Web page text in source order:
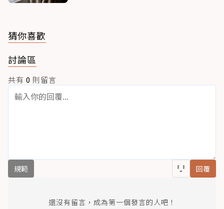
猜你喜歡
討論區
共有 0 則留言
規範 回覆
還沒有留言，成為第一個發言的人吧！